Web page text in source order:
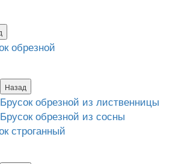
обрезной
Назад
Брусок обрезной из лиственницы
Брусок обрезной из сосны
строганный